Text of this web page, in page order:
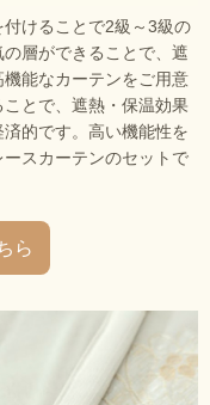
付けることで2級～3級の
層ができることで、遮
能なカーテンをご用意
とで、遮熱・保温効果
的です。高い機能性を
スカーテンのセットで
ら